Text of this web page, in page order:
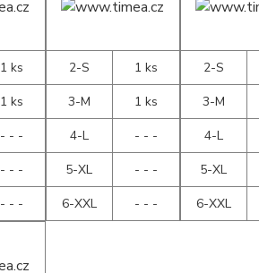
1 ks
1 ks
- - -
- - -
- - -
2-S
1 ks
3-M
1 ks
4-L
- - -
5-XL
- - -
6-XXL
- - -
2-S
3-M
4-L
5-XL
6-XXL